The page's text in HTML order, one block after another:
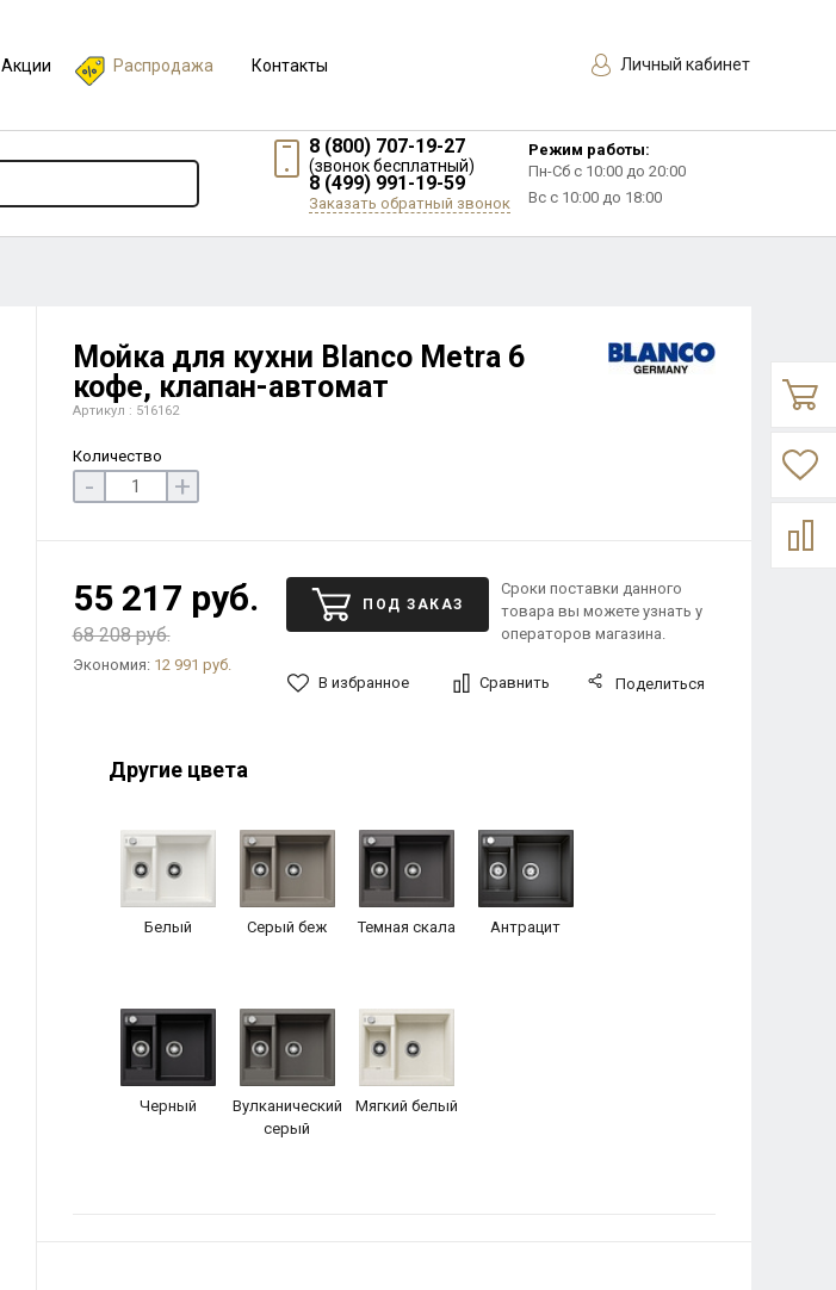
Акции Распродажа Контакты Личный кабинет
8 (800) 707-19-27
(звонок бесплатный)
8 (499) 991-19-59
Заказать обратный звонок
Режим работы:
Пн-Сб с 10:00 до 20:00
Вс с 10:00 до 18:00
Мойка для кухни Blanco Metra 6
кофе, клапан-автомат
Артикул : 516162
Количество
- +
55 217 руб.
68 208 руб.
Экономия: 12 991 руб.
ПОД ЗАКАЗ
Сроки поставки данного
товара вы можете узнать у
операторов магазина.
В избранное Сравнить Поделиться
Другие цвета
Белый Серый беж Темная скала Антрацит
Черный
Вулканический
серый
Мягкий белый